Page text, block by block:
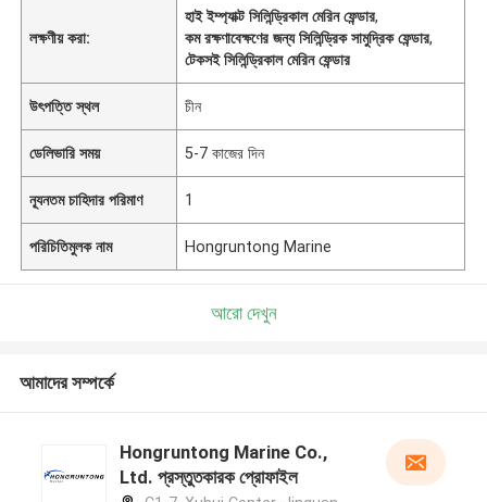
লক্ষণীয় করা:
হাই ইম্প্যাক্ট সিলিন্ড্রিকাল মেরিন ফেন্ডার,
কম রক্ষণাবেক্ষণের জন্য সিলিন্ড্রিক সামুদ্রিক ফেন্ডার,
টেকসই সিলিন্ড্রিকাল মেরিন ফেন্ডার
উৎপত্তি স্থল চীন
ডেলিভারি সময় 5-7 কাজের দিন
ন্যূনতম চাহিদার পরিমাণ 1
পরিচিতিমুলক নাম Hongruntong Marine
আরো দেখুন
আমাদের সম্পর্কে
Hongruntong Marine Co.,
Ltd. প্রস্তুতকারক প্রোফাইল